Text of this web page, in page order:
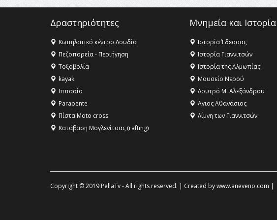
Δραστηριότητες
Κωπηλατικό κέντρο Λουδία
Πεζοπορεία - Περιήγηση
Τοξοβολία
kayak
Ιππασία
Parapente
Πίστα Moto cross
Κατάβαση Μογλενίτσας (rafting)
Μνημεία και Ιστορία
Ιστορία Έδεσσας
Ιστορία Γιαννιτσών
Ιστορία της Αλμωπίας
Μουσείο Νερού
Λουτρό Μ. Αλεξάνδρου
Αγιος Αθανάσιος
Λίμνη των Γιαννιτσών
Copyright © 2019 PellaTv - All rights reserved. | Created bywww.aneveno.com |